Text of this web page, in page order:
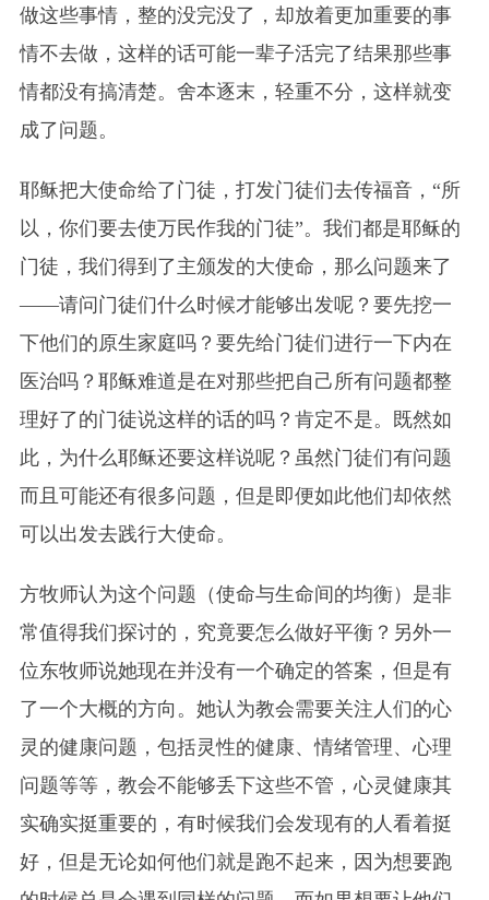
做这些事情，整的没完没了，却放着更加重要的事
情不去做，这样的话可能一辈子活完了结果那些事
情都没有搞清楚。舍本逐末，轻重不分，这样就变
成了问题。
耶稣把大使命给了门徒，打发门徒们去传福音，“所
以，你们要去使万民作我的门徒”。我们都是耶稣的
门徒，我们得到了主颁发的大使命，那么问题来了
——请问门徒们什么时候才能够出发呢？要先挖一
下他们的原生家庭吗？要先给门徒们进行一下内在
医治吗？耶稣难道是在对那些把自己所有问题都整
理好了的门徒说这样的话的吗？肯定不是。既然如
此，为什么耶稣还要这样说呢？虽然门徒们有问题
而且可能还有很多问题，但是即便如此他们却依然
可以出发去践行大使命。
方牧师认为这个问题（使命与生命间的均衡）是非
常值得我们探讨的，究竟要怎么做好平衡？另外一
位东牧师说她现在并没有一个确定的答案，但是有
了一个大概的方向。她认为教会需要关注人们的心
灵的健康问题，包括灵性的健康、情绪管理、心理
问题等等，教会不能够丢下这些不管，心灵健康其
实确实挺重要的，有时候我们会发现有的人看着挺
好，但是无论如何他们就是跑不起来，因为想要跑